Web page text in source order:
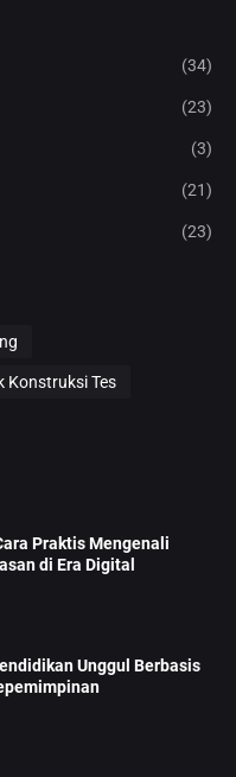
(34)
(23)
(3)
(21)
(23)
Konstruksi Tes
Praktis Mengenali
di Era Digital
Unggul Berbasis